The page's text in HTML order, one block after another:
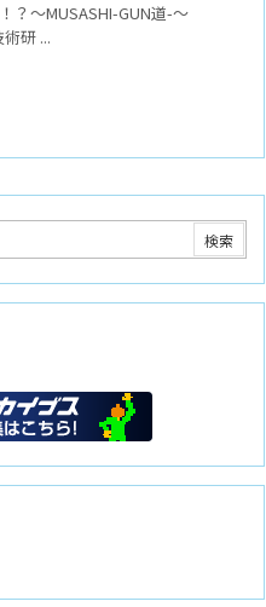
？～MUSASHI-GUN道-～
研 ...